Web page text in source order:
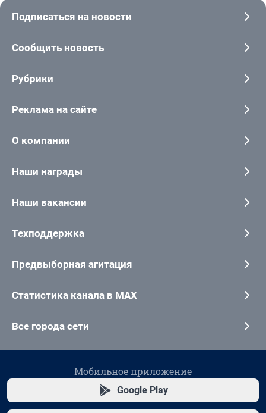
Подписаться на новости
Сообщить новость
Рубрики
Реклама на сайте
О компании
Наши награды
Наши вакансии
Техподдержка
Предвыборная агитация
Статистика канала в MAX
Все города сети
Мобильное приложение
Google Play